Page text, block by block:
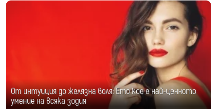
От интуиция до желязна воля: Ето кое е най-ценното
умение на всяка зодия